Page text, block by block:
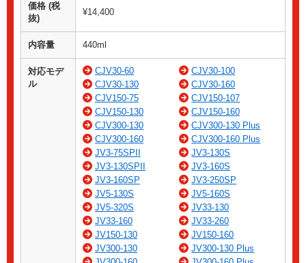
価格 (税
抜)
¥14,400
内容量 440ml
対応モデ
ル
CJV30-60
CJV30-100
CJV30-130
CJV30-160
CJV150-75
CJV150-107
CJV150-130
CJV150-160
CJV300-130
CJV300-130 Plus
CJV300-160
CJV300-160 Plus
JV3-75SPII
JV3-130S
JV3-130SPII
JV3-160S
JV3-160SP
JV3-250SP
JV5-130S
JV5-160S
JV5-320S
JV33-130
JV33-160
JV33-260
JV150-130
JV150-160
JV300-130
JV300-130 Plus